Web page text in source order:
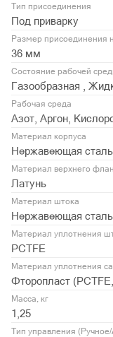
Тип присоединения
Под приварку
Размер присоединения
36 мм
Состояние рабочей
Газообразная ,
Рабочая среда
Азот, Аргон,
Материал корпуса
Нержавеющая
Материал верхнего
Латунь
Материал штока
Нержавеющая
Материал уплотнения
PCTFE
Материал уплотнения
Фторопласт
Масса, кг
1,25
Тип управления